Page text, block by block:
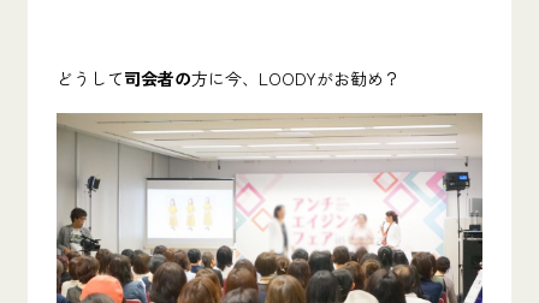
どうして司会者の方に今、LOODYがお勧め？